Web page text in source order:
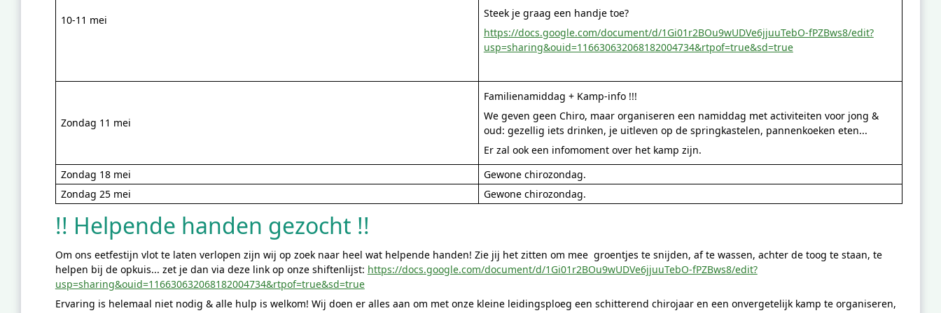
10-11 mei
Steek je graag een handje toe?
https://docs.google.com/document/d/1Gi01r2BOu9wUDVe6jjuuTebO-fPZBws8/edit?
usp=sharing&ouid=116630632068182004734&rtpof=true&sd=true
Zondag 11 mei
Familienamiddag + Kamp-info !!!
We geven geen Chiro, maar organiseren een namiddag met activiteiten voor jong &
oud: gezellig iets drinken, je uitleven op de springkastelen, pannenkoeken eten...
Er zal ook een infomoment over het kamp zijn.
Zondag 18 mei
Gewone chirozondag.
Zondag 25 mei
Gewone chirozondag.
!! Helpende handen gezocht !!
Om ons eetfestijn vlot te laten verlopen zijn wij op zoek naar heel wat helpende handen! Zie jij het zitten om mee groentjes te snijden, af te wassen, achter de toog te staan, te
helpen bij de opkuis... zet je dan via deze link op onze shiftenlijst: https://docs.google.com/document/d/1Gi01r2BOu9wUDVe6jjuuTebO-fPZBws8/edit?
usp=sharing&ouid=116630632068182004734&rtpof=true&sd=true
Ervaring is helemaal niet nodig & alle hulp is welkom! Wij doen er alles aan om met onze kleine leidingsploeg een schitterend chirojaar en een onvergetelijk kamp te organiseren,